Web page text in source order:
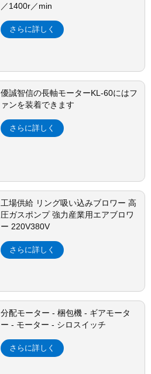
／1400r／min
さらに詳しく
優誠智信の長軸モーターKL-60にはフ
ァンを装着できます
さらに詳しく
工場供給 リング吸い込みブロワー 高
圧ガスポンプ 強力産業用エアブロワ
ー 220V380V
さらに詳しく
分配モーター - 梱包機 - ギアモータ
ー - モーター - シロスイッチ
さらに詳しく